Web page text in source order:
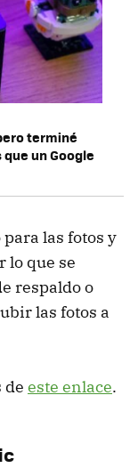
terminé
un Google
las fotos y
lo que se
respaldo o
las fotos a
de este enlace.